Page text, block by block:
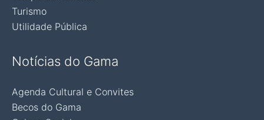
Turismo
Utilidade Pública
Notícias do Gama
Agenda Cultural e Convites
Becos do Gama